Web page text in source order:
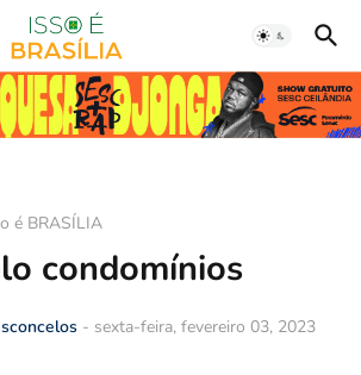
é BRASÍLIA
condomínios
- sexta-feira, fevereiro 03, 2023